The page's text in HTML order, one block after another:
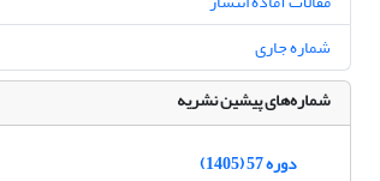
شماره جاری
شماره‌های پیشین نشریه
دوره 57 (1405)